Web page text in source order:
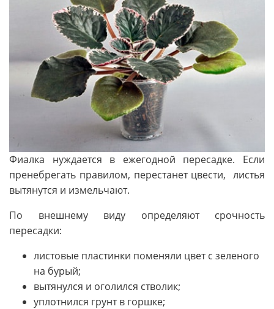
Фиалка нуждается в ежегодной пересадке. Если
пренебрегать правилом, перестанет цвести, листья
вытянутся и измельчают.
По внешнему виду определяют срочность
пересадки:
листовые пластинки поменяли цвет с зеленого
на бурый;
вытянулся и оголился стволик;
уплотнился грунт в горшке;